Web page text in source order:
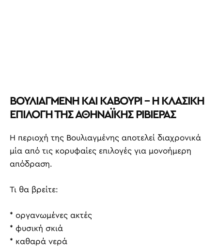
ΒΟΥΛΙΑΓΜΕΝΗ ΚΑΙ ΚΑΒΟΥΡΙ – Η ΚΛΑΣΙΚΗ
ΕΠΙΛΟΓΗ ΤΗΣ ΑΘΗΝΑΪΚΗΣ ΡΙΒΙΕΡΑΣ
Η περιοχή της Βουλιαγμένης αποτελεί διαχρονικά
μία από τις κορυφαίες επιλογές για μονοήμερη
απόδραση.
Τι θα βρείτε:
* οργανωμένες ακτές
* φυσική σκιά
* καθαρά νερά